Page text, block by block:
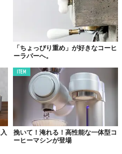
material used with permission by
LABO
っと広いはずだ。
「ちょっぴり重め」が好きなコーヒ
ーラバーへ。
ITEM
挽いて！淹れる！高性能な一体型コ
ーヒーマシンが登場